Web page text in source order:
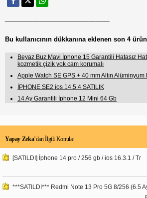
Bu kullanıcının dükkanına eklenen son 4 ürün
Beyaz Buz Mavi İphone 15 Garantili Hatasız
kozmetik çizik yok cam korumalı
Apple Watch SE GPS + 40 mm Altın Alüminyum
İPHONE SE2 ios 14.5.4 SATILIK
14 Ay Garantili İphone 12 Mini 64 Gb
Yapay Zeka’dan İlgili Konular
[SATILDI] İphone 14 pro / 256 gb / ios 16.3.1 / Tr
***SATILDI*** Redmi Note 13 Pro 5G 8/256 (6.5